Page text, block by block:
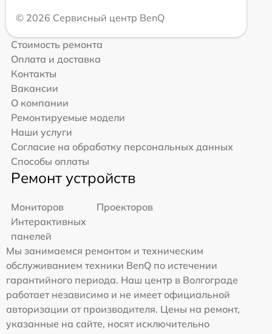
© 2026 Сервисный центр BenQ
Стоимость ремонта
Оплата и доставка
Контакты
Вакансии
О компании
Ремонтируемые модели
Наши услуги
Согласие на обработку персональных данных
Способы оплаты
Ремонт устройств
Мониторов
Проекторов
Интерактивных
панелей
Мы занимаемся ремонтом и техническим
обслуживанием техники BenQ по истечении
гарантийного периода. Наш центр в Волгограде
работает независимо и не имеет официальной
авторизации от производителя. Цены на ремонт,
указанные на сайте, носят исключительно